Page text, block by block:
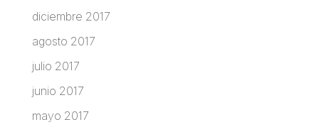
diciembre 2017
agosto 2017
julio 2017
junio 2017
mayo 2017